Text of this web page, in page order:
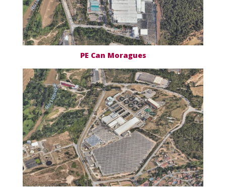
PE Can Moragues